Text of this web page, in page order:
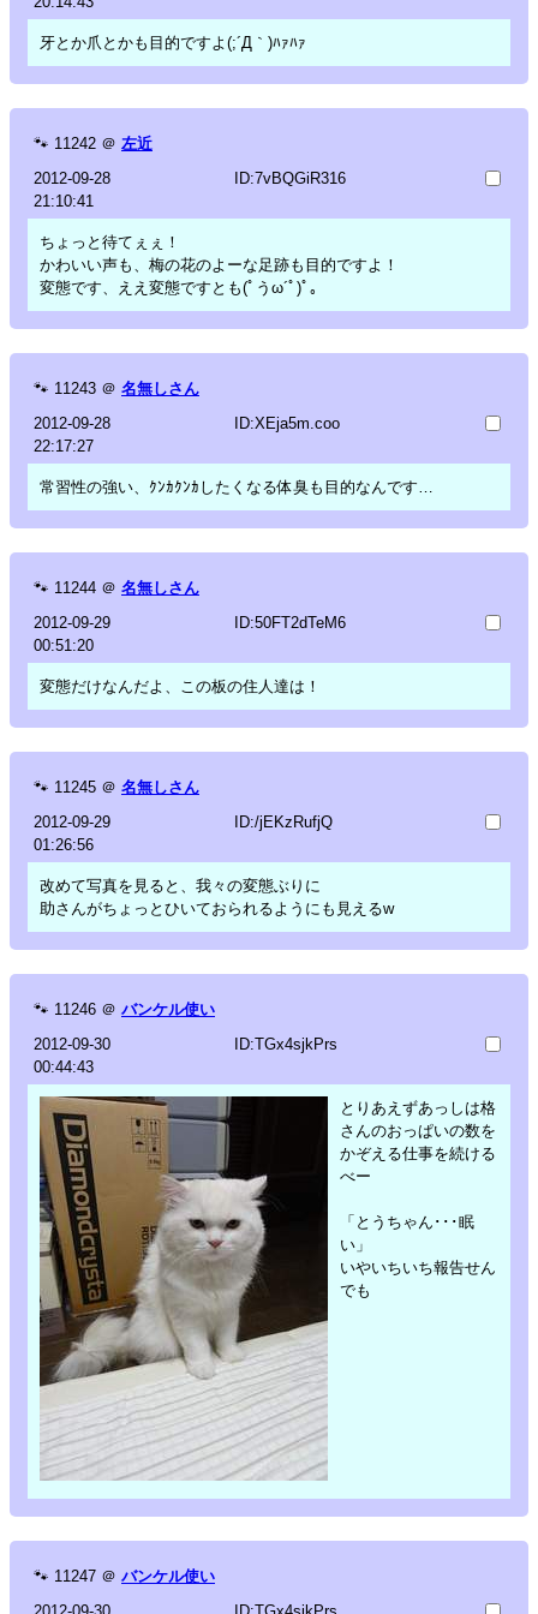
牙とか爪とかも目的ですよ(;´Д｀)ﾊｧﾊｧ
🐾 11242 ＠ 左近
2012-09-28
21:10:41
ID:7vBQGiR316
ちょっと待てぇぇ！
かわいい声も、梅の花のよーな足跡も目的ですよ！
変態です、ええ変態ですとも(ﾟうω´ﾟ)ﾟ｡
🐾 11243 ＠ 名無しさん
2012-09-28
22:17:27
ID:XEja5m.coo
常習性の強い、ｸﾝｶｸﾝｶしたくなる体臭も目的なんです…
🐾 11244 ＠ 名無しさん
2012-09-29
00:51:20
ID:50FT2dTeM6
変態だけなんだよ、この板の住人達は！
🐾 11245 ＠ 名無しさん
2012-09-29
01:26:56
ID:/jEKzRufjQ
改めて写真を見ると、我々の変態ぶりに
助さんがちょっとひいておられるようにも見えるw
🐾 11246 ＠ バンケル使い
2012-09-30
00:44:43
ID:TGx4sjkPrs
とりあえずあっしは格
さんのおっぱいの数を
かぞえる仕事を続ける
べー
「とうちゃん･･･眠
い」
いやいちいち報告せん
でも
🐾 11247 ＠ バンケル使い